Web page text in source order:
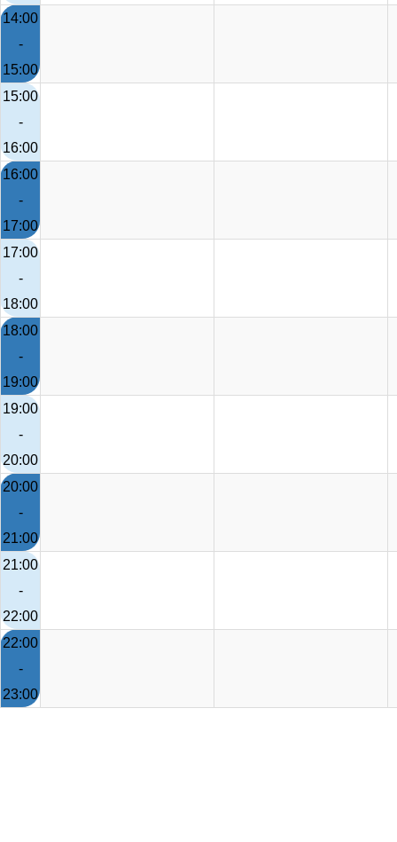
14:00
-
15:00
15:00
-
16:00
16:00
-
17:00
17:00
-
18:00
18:00
-
19:00
19:00
-
20:00
20:00
-
21:00
21:00
-
22:00
22:00
-
23:00